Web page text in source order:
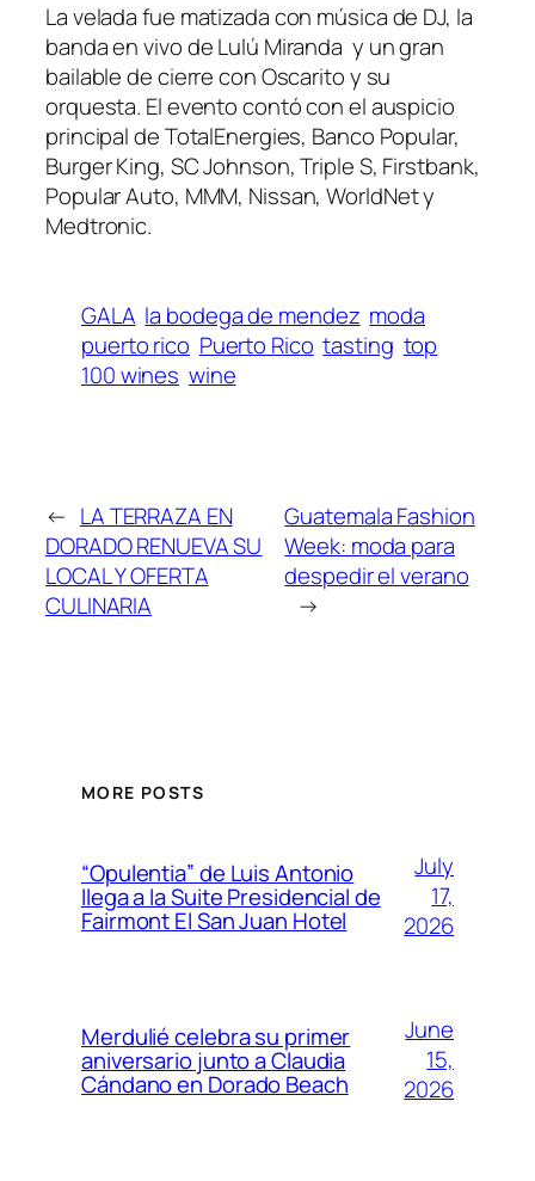
La velada fue matizada con música de DJ, la
banda en vivo de Lulú Miranda y un gran
bailable de cierre con Oscarito y su
orquesta. El evento contó con el auspicio
principal de TotalEnergies, Banco Popular,
Burger King, SC Johnson, Triple S, Firstbank,
Popular Auto, MMM, Nissan, WorldNet y
Medtronic.
GALA la bodega de mendez moda
puerto rico Puerto Rico tasting top
100 wines wine
← LA TERRAZA EN
DORADO RENUEVA SU
LOCAL Y OFERTA
CULINARIA
Guatemala Fashion
Week: moda para
despedir el verano
→
MORE POSTS
“Opulentia” de Luis Antonio
llega a la Suite Presidencial de
Fairmont El San Juan Hotel
July
17,
2026
Merdulié celebra su primer
aniversario junto a Claudia
Cándano en Dorado Beach
June
15,
2026